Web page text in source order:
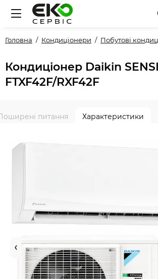
Головна Кондиціонери Побутові
Кондиціонер Daikin
FTXF42F/RXF42F
питання Характеристики